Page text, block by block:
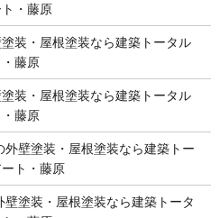
・藤原
装・屋根塗装なら建築トータル
藤原
装・屋根塗装なら建築トータル
藤原
壁塗装・屋根塗装なら建築トー
ト・藤原
塗装・屋根塗装なら建築トータ